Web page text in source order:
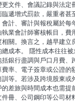
文件、會議記錄與法定
遞增式罰款，嚴重者甚
計、審計與報稅屬於每
業會計師審核帳目，費
關。換言之，越早建立
成本。 隱性成本往往
銀行盡調與戶口月費、
率、電子簽章或公證的
等。若涉及跨境股東或
差旅與時間成本也需提
冊、公司鋼印等公司材